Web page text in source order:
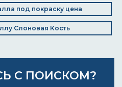
под покраску цена
Слоновая Кость
С ПОИСКОМ?